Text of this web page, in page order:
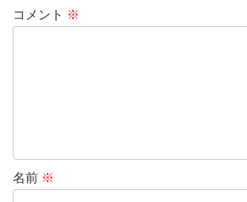
コメント ※
名前 ※